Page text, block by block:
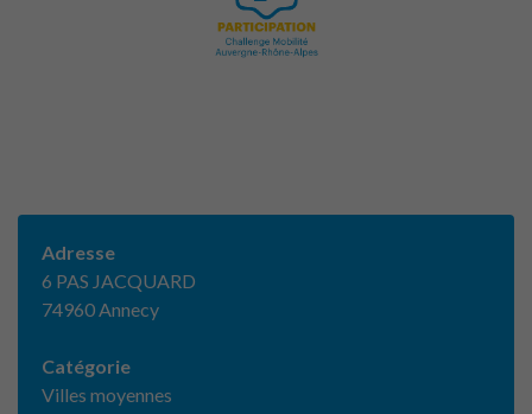
Adresse
6 PAS JACQUARD
74960 Annecy
Catégorie
Villes moyennes